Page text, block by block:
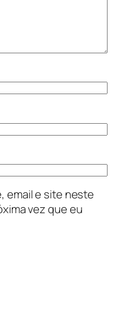
email e site neste
vez que eu